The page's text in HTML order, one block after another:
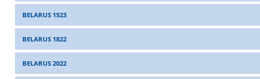
BELARUS 1523
BELARUS 1822
BELARUS 2022